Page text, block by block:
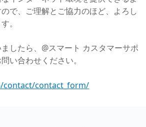
で、ご理解とご協力のほど、よろし
。
したら、@スマート カスタマーサポ
い合わせください。
contact_form/